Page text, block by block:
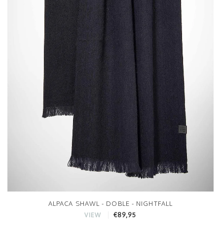
ALPACA SHAWL - DOBLE - NIGHTFALL
VIEW €89,95